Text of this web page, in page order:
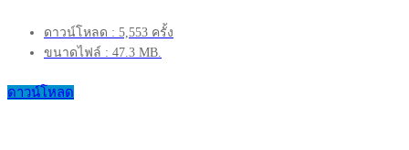
ดาวน์โหลด : 5,553 ครั้ง
ขนาดไฟล์ : 47.3 MB.
ดาวน์โหลด